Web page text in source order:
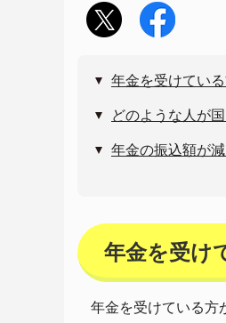
年金を受けてい
どのような人が
年金の振込額が
年金を受け
年金を受けている方